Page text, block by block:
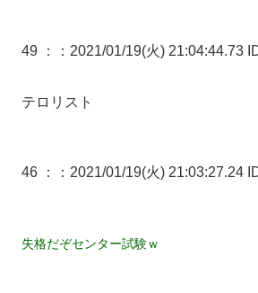
49 ： ：2021/01/19(火) 21:04:44.73
テロリスト
46 ： ：2021/01/19(火) 21:03:27.24
失格だぞセンター試験ｗ